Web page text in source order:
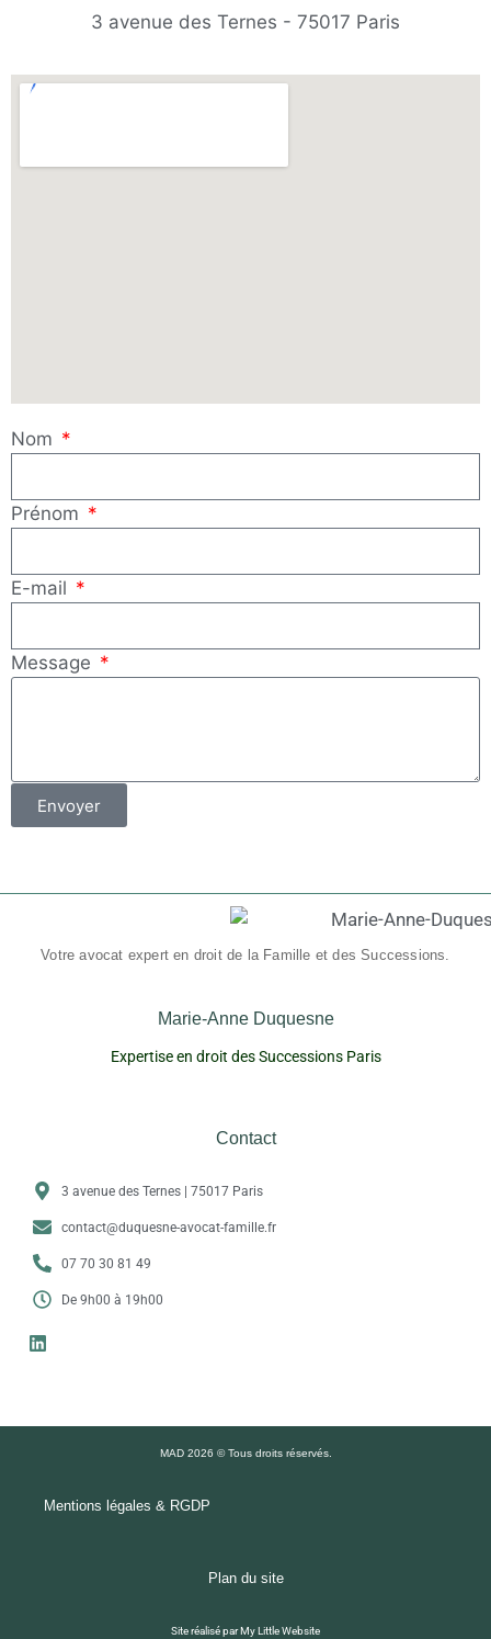
3 avenue des Ternes - 75017 Paris
Nom
Prénom
E-mail
Message
Envoyer
Votre avocat expert en droit de la Famille et des Successions.
Marie-Anne Duquesne
Expertise en droit des Successions Paris
Contact
3 avenue des Ternes | 75017 Paris
contact@duquesne-avocat-famille.fr
07 70 30 81 49
De 9h00 à 19h00
MAD 2026 © Tous droits réservés.
Mentions légales & RGDP
Plan du site
Site réalisé par My Little Website